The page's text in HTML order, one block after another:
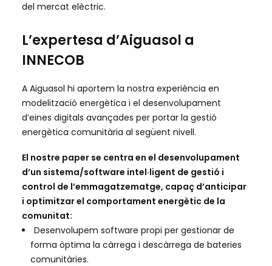
del mercat elèctric.
L’expertesa d’Aiguasol a
INNECOB
A Aiguasol hi aportem la nostra experiència en
modelització energètica i el desenvolupament
d’eines digitals avançades per portar la gestió
energètica comunitària al següent nivell.
El nostre paper se centra en el desenvolupament
d’un sistema/software intel·ligent de gestió i
control de l’emmagatzematge, capaç d’anticipar
i optimitzar el comportament energètic de la
comunitat:
Desenvolupem software propi per gestionar de
forma òptima la càrrega i descàrrega de bateries
comunitàries.